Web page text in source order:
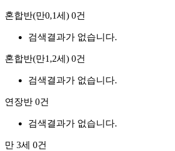
혼합반(만0,1세) 0건
검색결과가 없습니다.
혼합반(만1,2세) 0건
검색결과가 없습니다.
연장반 0건
검색결과가 없습니다.
만 3세 0건